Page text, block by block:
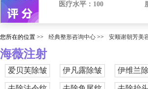
医疗水平： 100
您所在的位置 >> 经典整形咨询中心 >> 安顺谢朝芳美
海薇注射
爱贝芙除皱 伊凡露除皱 伊维兰